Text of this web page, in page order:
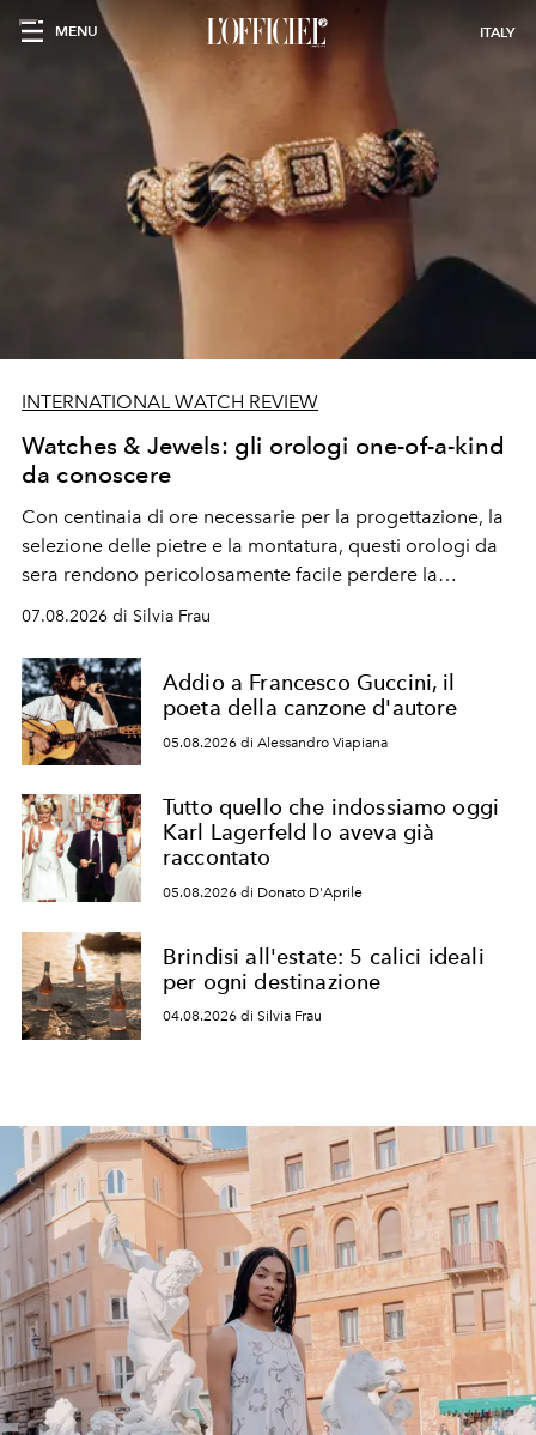
MENU ITALY
INTERNATIONAL WATCH REVIEW
Watches & Jewels: gli orologi one-of-a-kind
da conoscere
Con centinaia di ore necessarie per la progettazione, la
selezione delle pietre e la montatura, questi orologi da
sera rendono pericolosamente facile perdere la
cognizione del tempo. Ma con quadranti così
07.08.2026 di Silvia Frau
Addio a Francesco Guccini, il
poeta della canzone d'autore
05.08.2026 di Alessandro Viapiana
Tutto quello che indossiamo oggi
Karl Lagerfeld lo aveva già
raccontato
05.08.2026 di Donato D'Aprile
Brindisi all'estate: 5 calici ideali
per ogni destinazione
04.08.2026 di Silvia Frau